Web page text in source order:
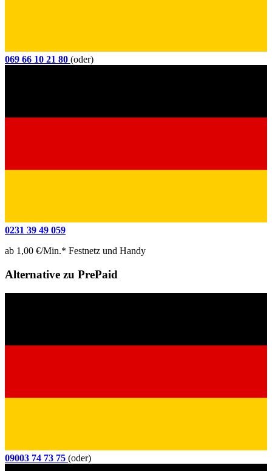
069 66 10 21 80 (oder)
0231 39 49 059
ab 1,00 €/Min.* Festnetz und Handy
Alternative zu PrePaid
09003 74 73 75 (oder)